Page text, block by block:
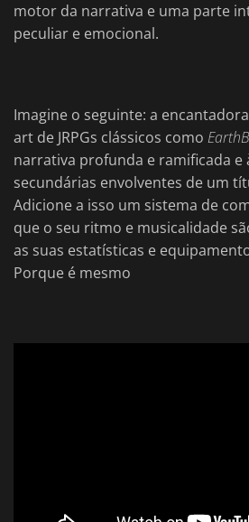
motor da narrativa e uma parte
peculiar e emocional.
Imagine o seguinte: a
art de JRPGs clássicos como
narrativa profunda e ramificada e
secundárias envolventes de um
Adicione a isso um sistema de
que o seu ritmo e musicalidade
as suas estatísticas e
Porque é mesmo